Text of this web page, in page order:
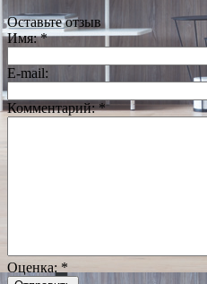
Оставьте отзыв
Имя:*
E-mail:
Комментарий:*
Оценка: *